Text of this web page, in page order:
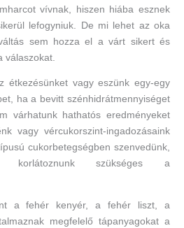
vívnak, hiszen hiába esznek
lefogyniuk. De mi lehet az oka
sem hozza el a várt sikert és
válaszokat.
étkezésünket vagy eszünk egy-egy
ha a bevitt szénhidrátmennyiséget
várhatunk hathatós eredményeket
vagy vércukorszint-ingadozásaink
cukorbetegségben szenvedünk,
korlátoznunk szükséges a
a fehér kenyér, a fehér liszt, a
megfelelő tápanyagokat a